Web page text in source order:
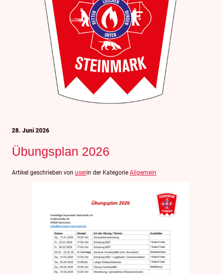
28. Juni 2026
Übungsplan 2026
Artikel geschrieben von userin der Kategorie Allgemein